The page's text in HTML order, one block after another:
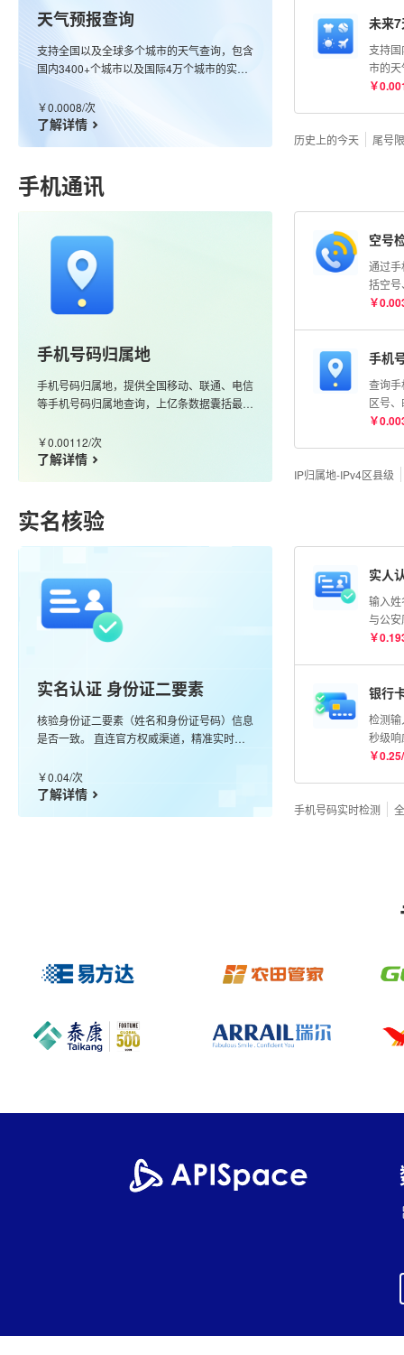
天气预报查询
支持全国以及全球多个城市的天气查询，包含
国内3400+个城市以及国际4万个城市的实况
会返回该经纬度最近的站点信息；更新频率分
钟级别。
￥0.0008/次
了解详情
（AQI
染、
O₃、
CO浓
均为
未来
支持
市的
经纬
鱼、
￥
历史上的今天 尾号
手机通讯
手机号码归属地
手机号码归属地，提供全国移动、联通、电信
等手机号码归属地查询，上亿条数据囊括最新
度高
￥0.00112/次
了解详情
空号
通过
括空
险号
￥
手机
查询
区号
携号
￥
IP归属地-IPv4区县级
实名核验
实名认证 身份证二要素
核验身份证二要素（姓名和身份证号码）信息
是否一致。 直连官方权威渠道，精准实时核
￥0.04/次
了解详情
实人
输入
与公
比对
￥
银行
检测
秒级
卡
￥0.25/
手机号码实时检测